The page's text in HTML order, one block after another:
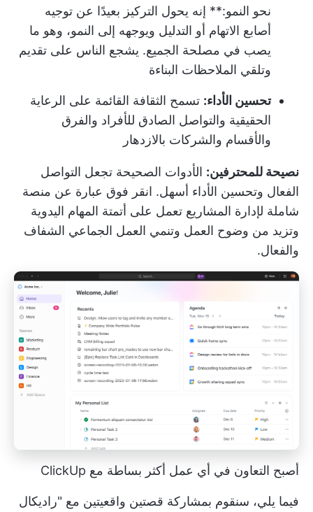
نحو النمو:** إنه يحول التركيز بعيدًا عن توجيه
أصابع الاتهام أو التدليل ويوجهه إلى النمو، وهو ما
يصب في مصلحة الجميع. يشجع الناس على تقديم
وتلقي الملاحظات البناءة
تحسين الأداء: تسمح الثقافة القائمة على الرعاية
الحقيقية والتواصل الصادق للأفراد والفرق
والأقسام والشركات بالازدهار
نصيحة للمحترفين: الأدوات الصحيحة تجعل التواصل
الفعال وتحسين الأداء أسهل. انقر فوق عبارة عن منصة
شاملة لإدارة المشاريع تعمل على أتمتة المهام اليدوية
وتزيد من وضوح العمل وتنمي العمل الجماعي الشفاف
والفعال.
أصبح التعاون في أي عمل أكثر بساطة مع ClickUp
فيما يلي، سنقوم بمشاركة قصتين واقعيتين مع "راديكال